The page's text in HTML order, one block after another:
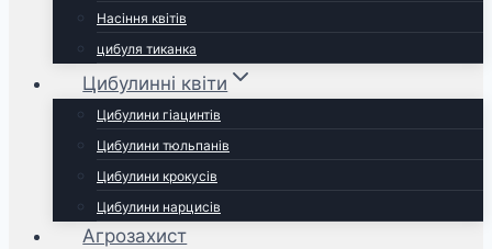
Насіння квітів
цибуля тиканка
Цибулинні квіти
Цибулини гіацинтів
Цибулини тюльпанів
Цибулини крокусів
Цибулини нарцисів
Агрозахист